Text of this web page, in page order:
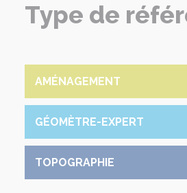
Type de
AMÉNAGEMENT
GÉOMÈTRE-EXPERT
TOPOGRAPHIE